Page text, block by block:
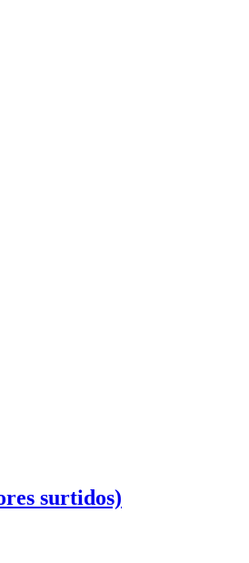
surtidos)